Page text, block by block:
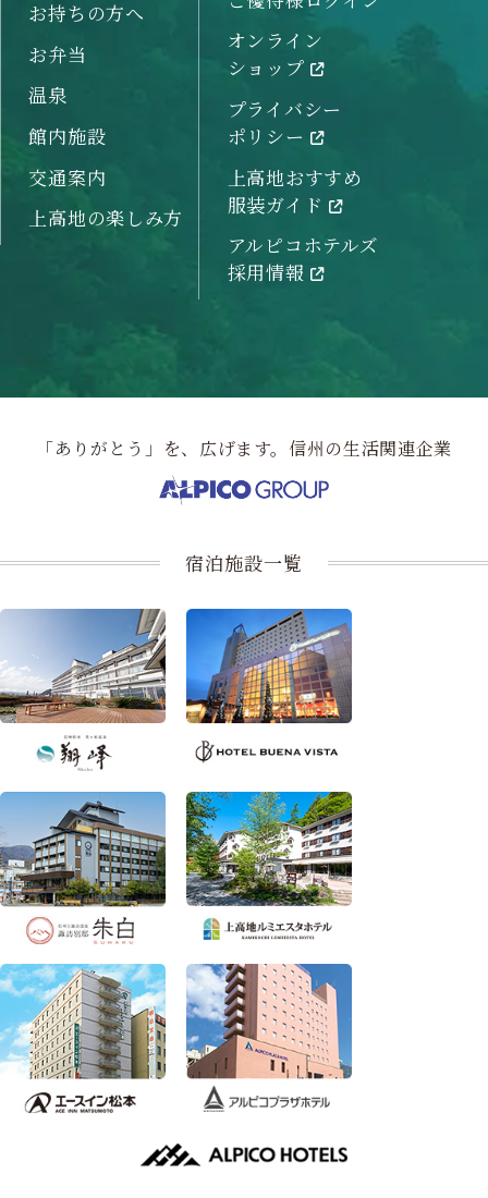
お持ちの方へ
お弁当
温泉
館内施設
交通案内
上高地の楽しみ方
オンライン
ショップ
プライバシー
ポリシー
上高地おすすめ
服装ガイド
アルピコホテルズ
採用情報
「ありがとう」を、広げます。信州の生活関連企業
宿泊施設一覧